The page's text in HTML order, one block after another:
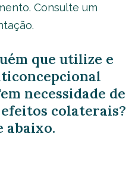
Consulte um
que utilize e
necessidade de
colaterais?
abaixo.